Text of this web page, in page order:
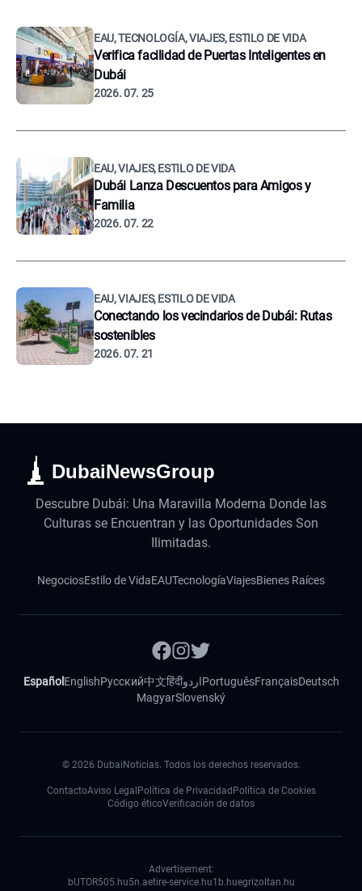
EAU, TECNOLOGÍA, VIAJES, ESTILO DE VIDA
Verifica facilidad de Puertas Inteligentes en
Dubái
2026. 07. 25
EAU, VIAJES, ESTILO DE VIDA
Dubái Lanza Descuentos para Amigos y
Familia
2026. 07. 22
EAU, VIAJES, ESTILO DE VIDA
Conectando los vecindarios de Dubái: Rutas
sostenibles
2026. 07. 21
DubaiNewsGroup
Descubre Dubái: Una Maravilla Moderna Donde las
Culturas se Encuentran y las Oportunidades Son
Ilimitadas.
NegociosEstilo de VidaEAUTecnologíaViajesBienes Raíces
Español EnglishРусский中文हिंदीاردوPortuguêsFrançaisDeutsch
MagyarSlovenský
© 2026 DubaiNoticias. Todos los derechos reservados.
ContactoAviso Legal Política de Privacidad Política de Cookies
Código éticoVerificación de datos
Advertisement:
bUTOR505.hu5n.aetire-service.hu1b.huegrizoltan.hu